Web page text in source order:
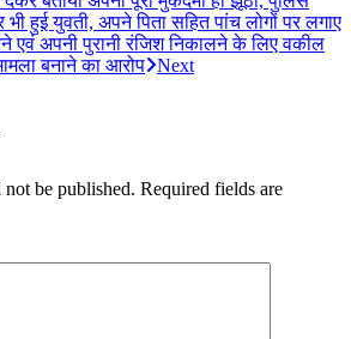
भी हुई युवती, अपने पिता सहित पांच लोगों पर लगाए
एवं अपनी पुरानी रंजिश निकालने के लिए वकील
बनाने का आरोप Next
be published. Required fields are